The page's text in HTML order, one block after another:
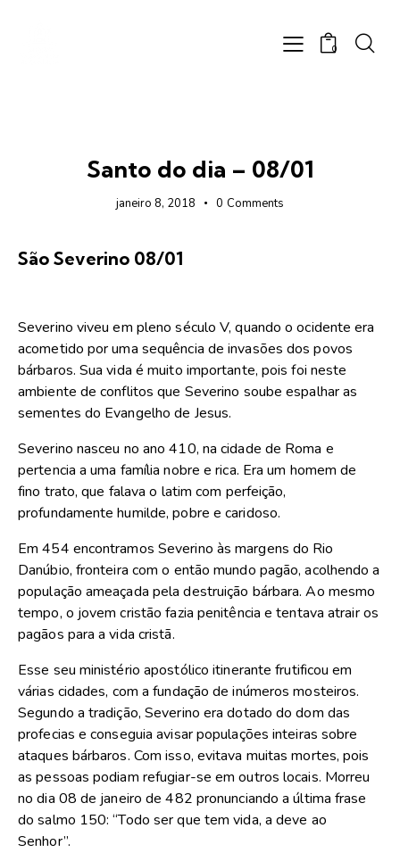
0
Santo do dia – 08/01
janeiro 8, 2018 0 Comments
São Severino 08/01
Severino viveu em pleno século V, quando o ocidente era
acometido por uma sequência de invasões dos povos
bárbaros. Sua vida é muito importante, pois foi neste
ambiente de conflitos que Severino soube espalhar as
sementes do Evangelho de Jesus.
Severino nasceu no ano 410, na cidade de Roma e
pertencia a uma família nobre e rica. Era um homem de
fino trato, que falava o latim com perfeição,
profundamente humilde, pobre e caridoso.
Em 454 encontramos Severino às margens do Rio
Danúbio, fronteira com o então mundo pagão, acolhendo a
população ameaçada pela destruição bárbara. Ao mesmo
tempo, o jovem cristão fazia penitência e tentava atrair os
pagãos para a vida cristã.
Esse seu ministério apostólico itinerante frutificou em
várias cidades, com a fundação de inúmeros mosteiros.
Segundo a tradição, Severino era dotado do dom das
profecias e conseguia avisar populações inteiras sobre
ataques bárbaros. Com isso, evitava muitas mortes, pois
as pessoas podiam refugiar-se em outros locais. Morreu
no dia 08 de janeiro de 482 pronunciando a última frase
do salmo 150: “Todo ser que tem vida, a deve ao
Senhor”.